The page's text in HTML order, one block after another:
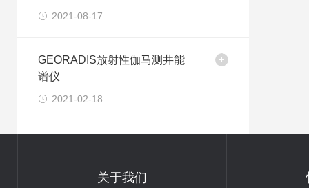
2021-08-17
GEORADIS放射性伽马测井能
谱仪
2021-02-18
关于我们